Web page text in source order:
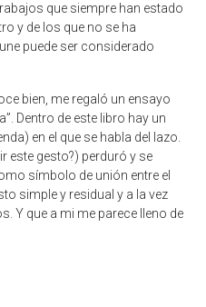
que siempre han estado
y de los que no se ha
puede ser considerado
bien, me regaló un ensayo
Dentro de este libro hay un
en el que se habla del lazo.
este gesto?) perduró y se
símbolo de unión entre el
simple y residual y a la vez
Y que a mi me parece lleno de